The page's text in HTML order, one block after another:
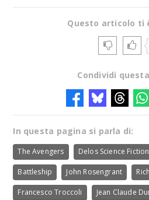
Questo articolo ti
Condividi
In questa pagina si parla di:
The Avengers Delos Science Fiction
Battleship John Rosengrant
Francesco Troccoli Jean Claude